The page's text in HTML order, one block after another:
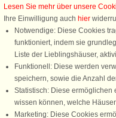
Lesen Sie mehr über unsere
Ihre Einwilligung auch hier
Notwendige: Diese Cookies
funktioniert, indem sie
Liste der Lieblingshäuser,
Funktionell: Diese werden
speichern, sowie die Anzahl
Statistisch: Diese ermöglichen
wissen können, welche
Marketing: Diese Cookies